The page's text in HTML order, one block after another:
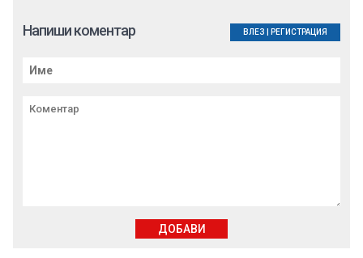
Напиши коментар ВЛЕЗ РЕГИСТРАЦИЯ
ДОБАВИ